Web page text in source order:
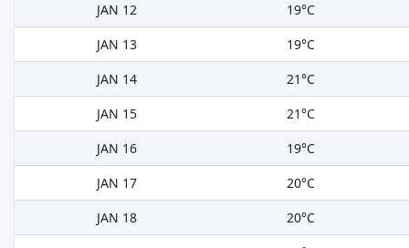
JAN 12
19°C
JAN 13
19°C
JAN 14
21°C
JAN 15
21°C
JAN 16
19°C
JAN 17
20°C
JAN 18
20°C